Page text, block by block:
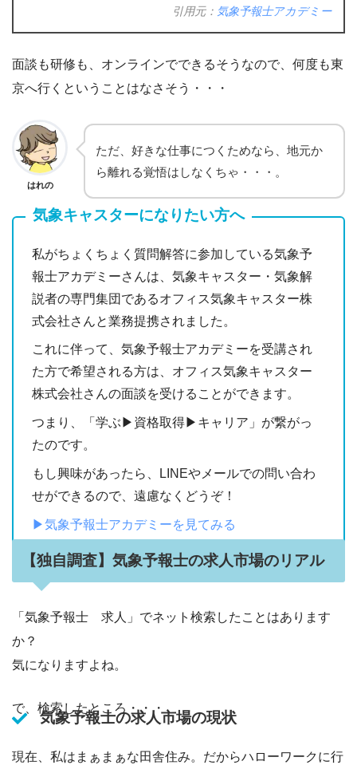
引用元： 気象予報士アカデミー
面談も研修も、オンラインでできるそうなので、何度も東
京へ行くということはなさそう・・・
はれの
ただ、好きな仕事につくためなら、地元か
ら離れる覚悟はしなくちゃ・・・。
気象キャスターになりたい方へ
私がちょくちょく質問解答に参加している気象予
報士アカデミーさんは、気象キャスター・気象解
説者の専門集団であるオフィス気象キャスター株
式会社さんと業務提携されました。
これに伴って、気象予報士アカデミーを受講され
た方で希望される方は、オフィス気象キャスター
株式会社さんの面談を受けることができます。
つまり、「学ぶ▶︎資格取得▶︎キャリア」が繋がっ
たのです。
もし興味があったら、LINEやメールでの問い合わ
せができるので、遠慮なくどうぞ！
▶︎気象予報士アカデミーを見てみる
【独自調査】気象予報士の求人市場のリアル
「気象予報士 求人」でネット検索したことはあります
か？
気になりますよね。
で、検索したところ・・・
気象予報士の求人市場の現状
現在、私はまぁまぁな田舎住み。だからハローワークに行